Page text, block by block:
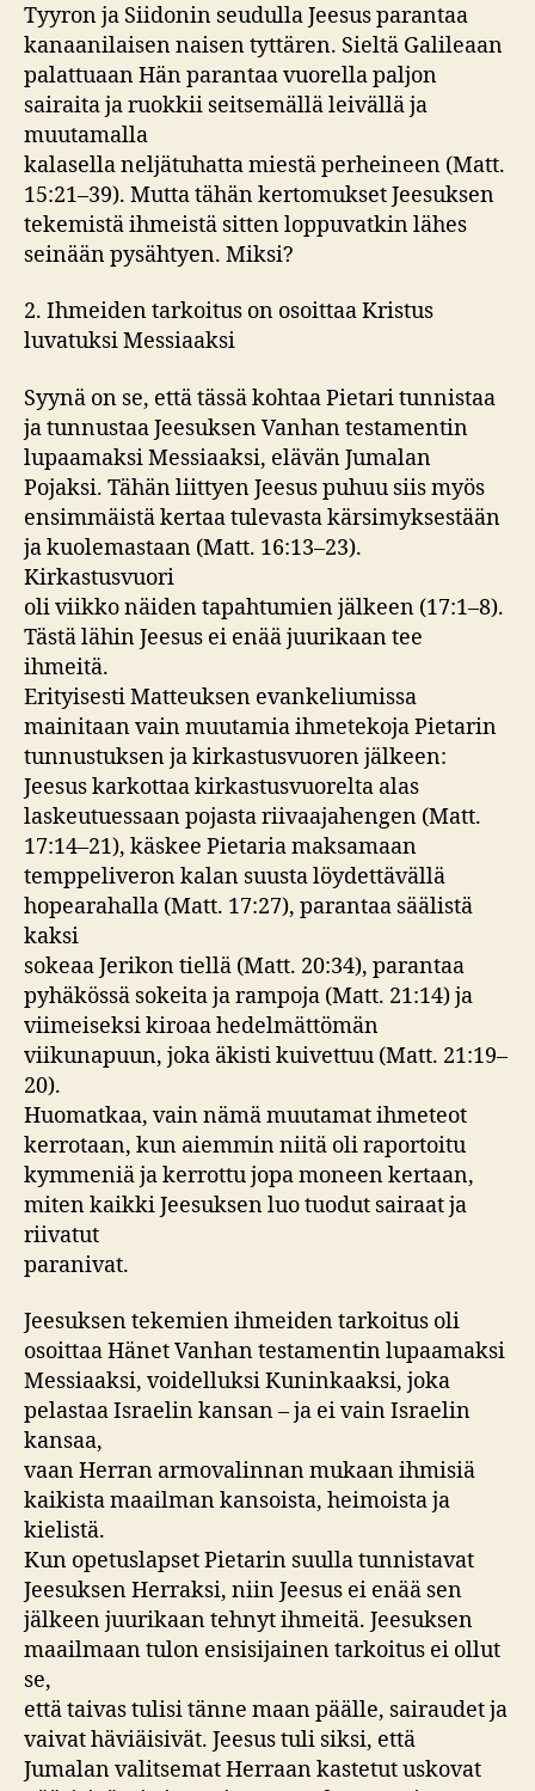
Tyyron ja Siidonin seudulla Jeesus parantaa
kanaanilaisen naisen tyttären. Sieltä Galileaan
palattuaan Hän parantaa vuorella paljon
sairaita ja ruokkii seitsemällä leivällä ja
muutamalla
kalasella neljätuhatta miestä perheineen (Matt.
15:21–39). Mutta tähän kertomukset Jeesuksen
tekemistä ihmeistä sitten loppuvatkin lähes
seinään pysähtyen. Miksi?
2. Ihmeiden tarkoitus on osoittaa Kristus
luvatuksi Messiaaksi
Syynä on se, että tässä kohtaa Pietari tunnistaa
ja tunnustaa Jeesuksen Vanhan testamentin
lupaamaksi Messiaaksi, elävän Jumalan
Pojaksi. Tähän liittyen Jeesus puhuu siis myös
ensimmäistä kertaa tulevasta kärsimyksestään
ja kuolemastaan (Matt. 16:13–23).
Kirkastusvuori
oli viikko näiden tapahtumien jälkeen (17:1–8).
Tästä lähin Jeesus ei enää juurikaan tee
ihmeitä.
Erityisesti Matteuksen evankeliumissa
mainitaan vain muutamia ihmetekoja Pietarin
tunnustuksen ja kirkastusvuoren jälkeen:
Jeesus karkottaa kirkastusvuorelta alas
laskeutuessaan pojasta riivaajahengen (Matt.
17:14–21), käskee Pietaria maksamaan
temppeliveron kalan suusta löydettävällä
hopearahalla (Matt. 17:27), parantaa säälistä
kaksi
sokeaa Jerikon tiellä (Matt. 20:34), parantaa
pyhäkössä sokeita ja rampoja (Matt. 21:14) ja
viimeiseksi kiroaa hedelmättömän
viikunapuun, joka äkisti kuivettuu (Matt. 21:19–
20).
Huomatkaa, vain nämä muutamat ihmeteot
kerrotaan, kun aiemmin niitä oli raportoitu
kymmeniä ja kerrottu jopa moneen kertaan,
miten kaikki Jeesuksen luo tuodut sairaat ja
riivatut
paranivat.
Jeesuksen tekemien ihmeiden tarkoitus oli
osoittaa Hänet Vanhan testamentin lupaamaksi
Messiaaksi, voidelluksi Kuninkaaksi, joka
pelastaa Israelin kansan – ja ei vain Israelin
kansaa,
vaan Herran armovalinnan mukaan ihmisiä
kaikista maailman kansoista, heimoista ja
kielistä.
Kun opetuslapset Pietarin suulla tunnistavat
Jeesuksen Herraksi, niin Jeesus ei enää sen
jälkeen juurikaan tehnyt ihmeitä. Jeesuksen
maailmaan tulon ensisijainen tarkoitus ei ollut
se,
että taivas tulisi tänne maan päälle, sairaudet ja
vaivat häviäisivät. Jeesus tuli siksi, että
Jumalan valitsemat Herraan kastetut uskovat